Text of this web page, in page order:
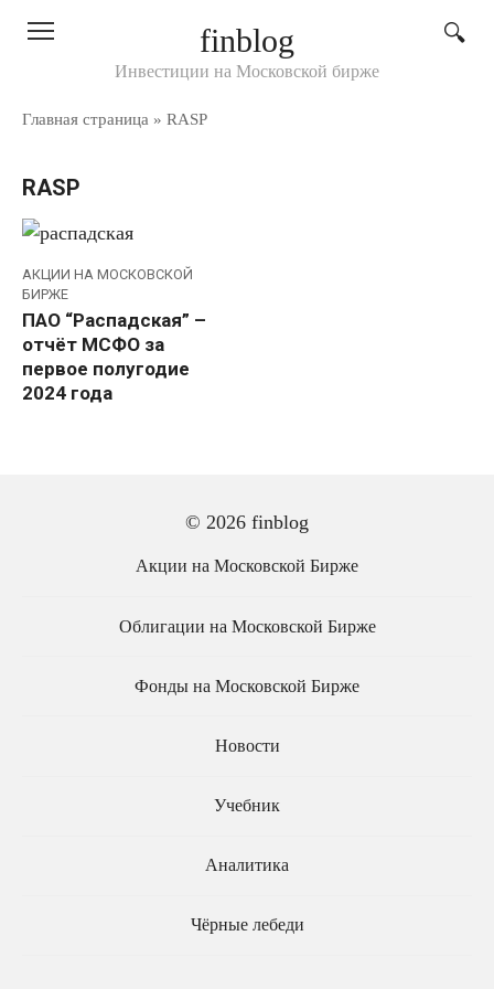
finblog
Инвестиции на Московской бирже
Главная страница » RASP
RASP
АКЦИИ НА МОСКОВСКОЙ
БИРЖЕ
ПАО “Распадская” –
отчёт МСФО за
первое полугодие
2024 года
© 2026 finblog
Акции на Московской Бирже
Облигации на Московской Бирже
Фонды на Московской Бирже
Новости
Учебник
Аналитика
Чёрные лебеди